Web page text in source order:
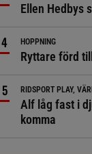
Ellen Hedbys
HOPPNING
Ryttare förd
RIDSPORT PLAY,
Alf låg fast i
komma